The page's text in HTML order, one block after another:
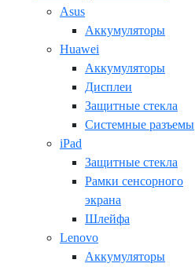
Asus
Аккумуляторы
Huawei
Аккумуляторы
Дисплеи
Защитные стекла
Системные разъемы
iPad
Защитные стекла
Рамки сенсорного
экрана
Шлейфа
Lenovo
Аккумуляторы